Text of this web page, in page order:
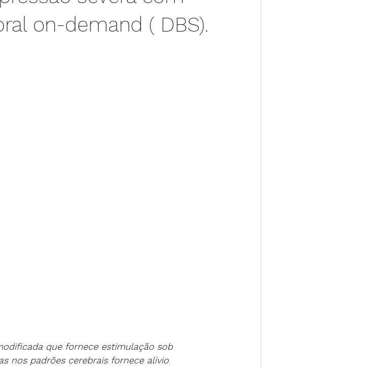
on-demand ( DBS).
que fornece estimulação sob
nos padrões cerebrais fornece alívio